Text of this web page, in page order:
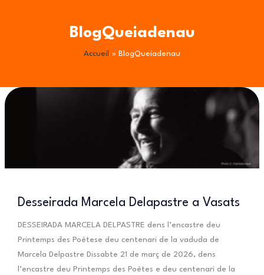
BlogQueiadenau
Accueil BlogQueiadenau
Desseirada Marcela Delapastre a Vasats
DESSEIRADA MARCELA DELPASTRE dens l’encastre deu
Printemps des Poètese deu centenari de la vaduda de
Marcela Delpastre Dissabte 21 de març de 2026, dens
l’encastre deu Printemps des Poètes e deu centenari de la